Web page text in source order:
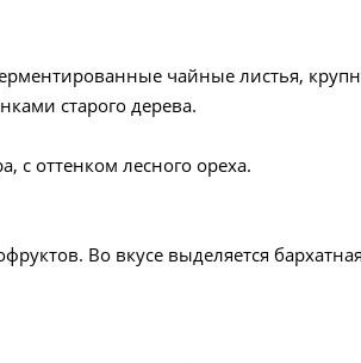
чайные листья,
старого дерева.
с оттенком лесного ореха.
Во вкусе выделяется